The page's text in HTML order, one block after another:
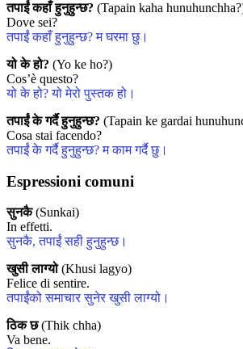
तपाईं कहाँ हुनुहुन्छ? (Tapain kaha
Dove sei?
तपाईं कहाँ हुनुहुन्छ? म घरमा छु।
यो के हो? (Yo ke ho?)
Cos’è questo?
यो के हो? यो मेरो पुस्तक हो।
तपाईं के गर्दै हुनुहुन्छ? (Tapain ke gardai
Cosa stai facendo?
तपाईं के गर्दै हुनुहुन्छ? म काम गर्दै छु।
Espressioni comuni
सुनकै(Sunkai)
In effetti.
सुनकै, तपाईं सही हुनुहुन्छ।
खुसी लाग्यो(Khusi lagyo)
Felice di sentire.
तपाईंको समाचार सुनेर खुसी लाग्यो।
ठिक छ(Thik chha)
Va bene.